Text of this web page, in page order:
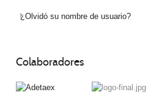
¿Olvidó su nombre de usuario?
Colaboradores